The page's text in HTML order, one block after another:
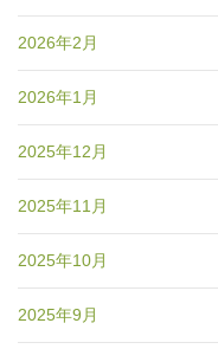
2026年2月
2026年1月
2025年12月
2025年11月
2025年10月
2025年9月